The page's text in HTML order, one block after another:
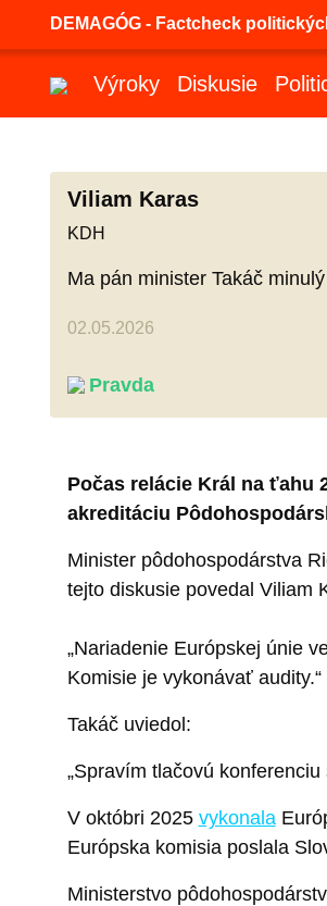
DEMAGÓG - Factcheck
Výroky Diskusie
Viliam Karas
KDH
Ma pán minister Takáč
02.05.2026
Pravda
Počas relácie Král na ťahu
akreditáciu
Minister pôdohospodárstva
tejto diskusie povedal Viliam
„Nariadenie Európskej únie
Komisie je vykonávať audity.“
Takáč uviedol:
„Spravím tlačovú
V októbri 2025 vykonala
Európska komisia poslala
Ministerstvo